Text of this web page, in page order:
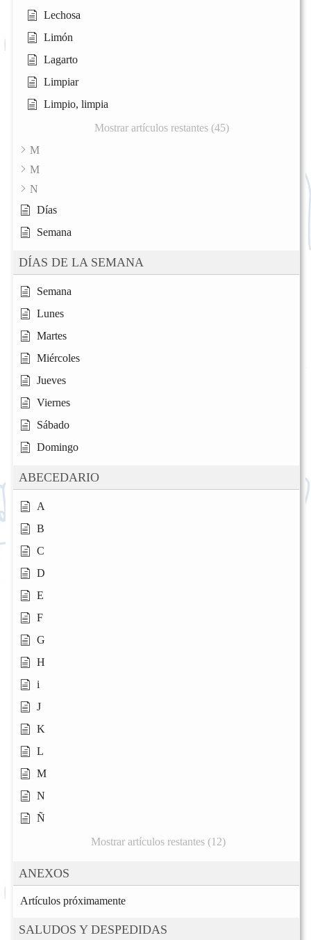
Lechosa
Limón
Lagarto
Limpiar
Limpio, limpia
Mostrar artículos restantes (45)
M
M
N
Días
Semana
DÍAS DE LA SEMANA
Semana
Lunes
Martes
Miércoles
Jueves
Viernes
Sábado
Domingo
ABECEDARIO
A
B
C
D
E
F
G
H
i
J
K
L
M
N
Ñ
Mostrar artículos restantes (12)
ANEXOS
Artículos próximamente
SALUDOS Y DESPEDIDAS